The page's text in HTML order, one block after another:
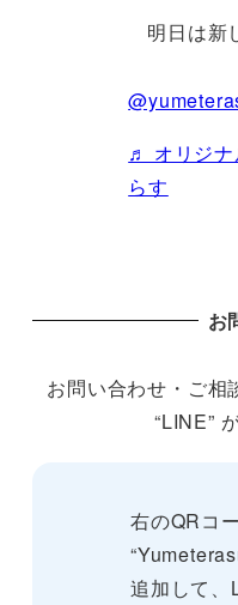
明日は新
♬ オリジナ
らす
お
お問い合わせ・ご相
“LINE”
右のQRコ
追加して